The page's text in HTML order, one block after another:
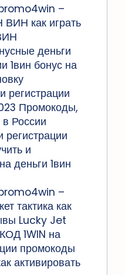
–
как играть
деньги
1вин бонус на
Промокоды,
России
и
деньги 1вин
–
тактика как
Lucky Jet
1WIN на
промокоды
активировать